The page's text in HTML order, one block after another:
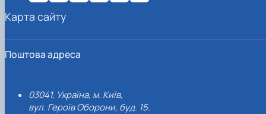
Поштова адреса
03041, Україна, м. Київ,
вул. Героїв Оборони, буд. 15.
Карта сайту